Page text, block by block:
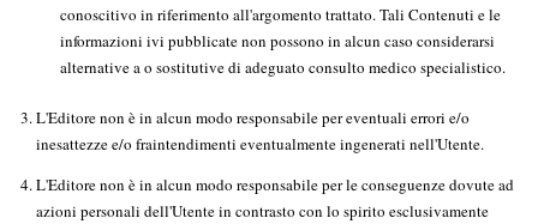
conoscitivo in riferimento all'argomento trattato. Tali Contenuti e le
informazioni ivi pubblicate non possono in alcun caso considerarsi
alternative a o sostitutive di adeguato consulto medico specialistico.
L'Editore non è in alcun modo responsabile per eventuali errori e/o
inesattezze e/o fraintendimenti eventualmente ingenerati nell'Utente.
L'Editore non è in alcun modo responsabile per le conseguenze dovute ad
azioni personali dell'Utente in contrasto con lo spirito esclusivamente